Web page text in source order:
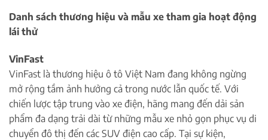
Danh sách thương hiệu và mẫu xe tham gia hoạt động
lái thử
VinFast
VinFast là thương hiệu ô tô Việt Nam đang không ngừng
mở rộng tầm ảnh hưởng cả trong nước lẫn quốc tế. Với
chiến lược tập trung vào xe điện, hãng mang đến dải sản
phẩm đa dạng trải dài từ những mẫu xe nhỏ gọn phục vụ di
chuyển đô thị đến các SUV điện cao cấp. Tại sự kiện,